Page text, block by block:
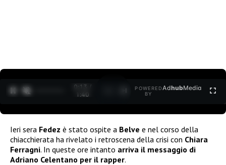
0:14 /
1:40
POWERED
BY
AdhubMedia
Ieri sera Fedez è stato ospite a Belve e nel corso della
chiacchierata ha rivelato i retroscena della crisi con Chiara
Ferragni. In queste ore intanto arriva il messaggio di
Adriano Celentano per il rapper.